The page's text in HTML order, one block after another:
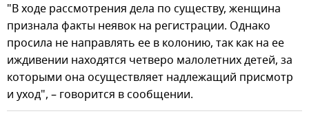
"В ходе рассмотрения дела по существу, женщина
признала факты неявок на регистрации. Однако
просила не направлять ее в колонию, так как на ее
иждивении находятся четверо малолетних детей, за
которыми она осуществляет надлежащий присмотр
и уход", – говорится в сообщении.